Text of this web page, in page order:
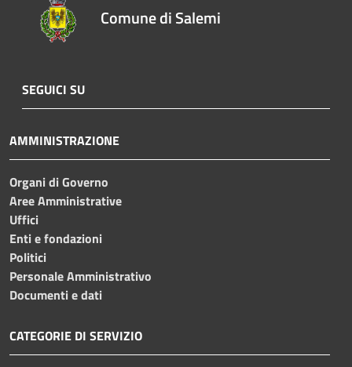
Comune di Salemi
SEGUICI SU
AMMINISTRAZIONE
Organi di Governo
Aree Amministrative
Uffici
Enti e fondazioni
Politici
Personale Amministrativo
Documenti e dati
CATEGORIE DI SERVIZIO